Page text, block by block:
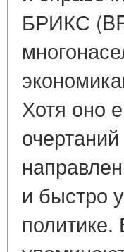
БРИКС
Хотя оно
и быстро